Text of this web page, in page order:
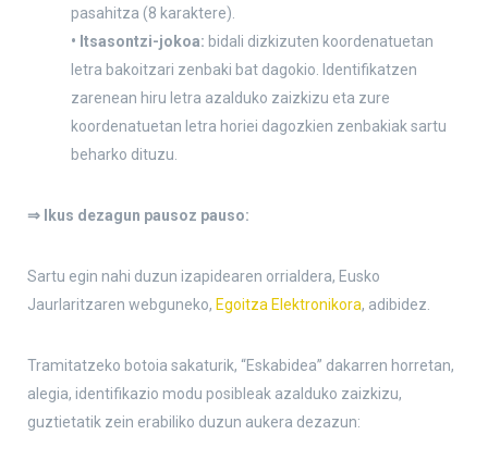
pasahitza (8 karaktere).
• Itsasontzi-jokoa: bidali dizkizuten koordenatuetan
letra bakoitzari zenbaki bat dagokio. Identifikatzen
zarenean hiru letra azalduko zaizkizu eta zure
koordenatuetan letra horiei dagozkien zenbakiak sartu
beharko dituzu.
⇒ Ikus dezagun pausoz pauso:
Sartu egin nahi duzun izapidearen orrialdera, Eusko
Jaurlaritzaren webguneko, Egoitza Elektronikora, adibidez.
Tramitatzeko botoia sakaturik, “Eskabidea” dakarren horretan,
alegia, identifikazio modu posibleak azalduko zaizkizu,
guztietatik zein erabiliko duzun aukera dezazun: